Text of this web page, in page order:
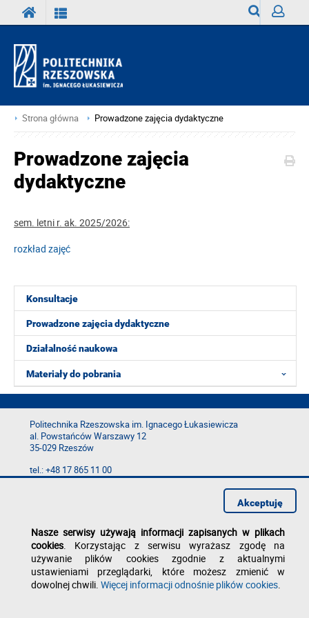
Strona główna Prowadzone zajęcia dydaktyczne
Konsultacje
Prowadzone zajęcia dydaktyczne
Działalność naukowa
Materiały do pobrania
Prowadzone zajęcia
dydaktyczne
sem. letni r. ak. 2025/2026:
rozkład zajęć
Politechnika Rzeszowska im. Ignacego Łukasiewicza
al. Powstańców Warszawy 12
35-029 Rzeszów
tel.: +48 17 865 11 00
fax: +48 17 854 12 60
Polityka prywatności
Zgłoś błąd na stronie
Nasze serwisy używają informacji zapisanych w plikach
cookies. Korzystając z serwisu wyrażasz zgodę na
używanie plików cookies zgodnie z aktualnymi
ustawieniami przeglądarki, które możesz zmienić w
dowolnej chwili. Więcej informacji odnośnie plików cookies.
Akceptuję